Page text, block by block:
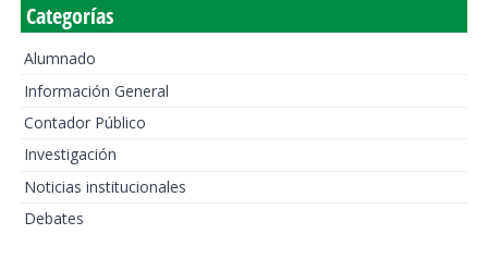
Categorías
Alumnado
Información General
Contador Público
Investigación
Noticias institucionales
Debates